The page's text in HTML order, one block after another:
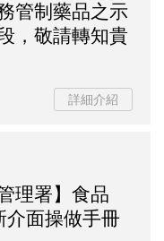
管制藥品之示
，敬請轉知貴
詳細介紹
理署】食品
介面操做手冊